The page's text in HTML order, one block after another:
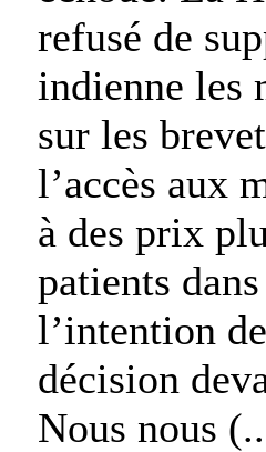
refusé de
indienne les
sur les
l’accès aux
à des prix
patients
l’intention
décision
Nous nous